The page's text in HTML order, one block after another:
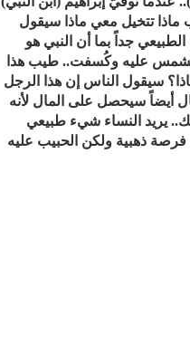
تتخيل معي ماذا سيقول
جداً بما أن النبي هو
عليه وكُسفت.. طيب هذا
سيقول الناس إن هذا الرجل
أيضاً سيحصل على المال لأنه
يريد النساء شيء طبيعي
ذهبية ولكن الحبيب عليه